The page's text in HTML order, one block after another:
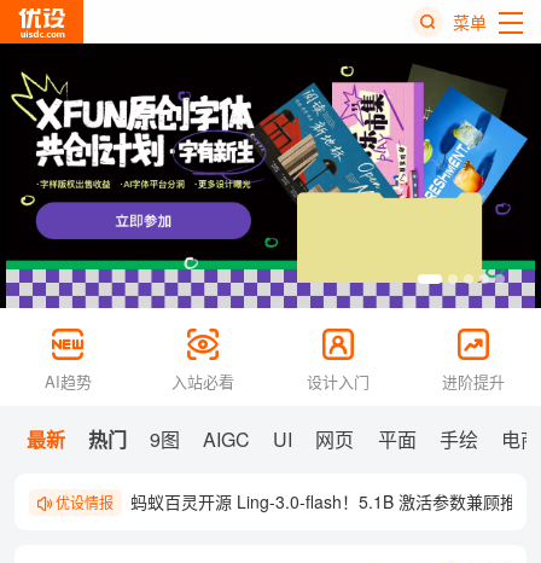
菜单
AI趋势 入站必看 设计入门 进阶提升
最新 热门 9图 AIGC UI 网页 平面 手绘 电商
优设情报 蚂蚁百灵开源 Ling-3.0-flash！5.1B 激活参数兼顾推理
榜